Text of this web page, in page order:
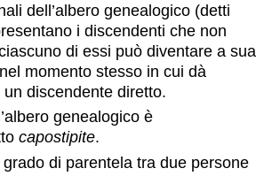
dell’albero genealogico (detti
i discendenti che non
di essi può diventare a sua
momento stesso in cui dà
discendente diretto.
genealogico è
capostipite.
di parentela tra due persone